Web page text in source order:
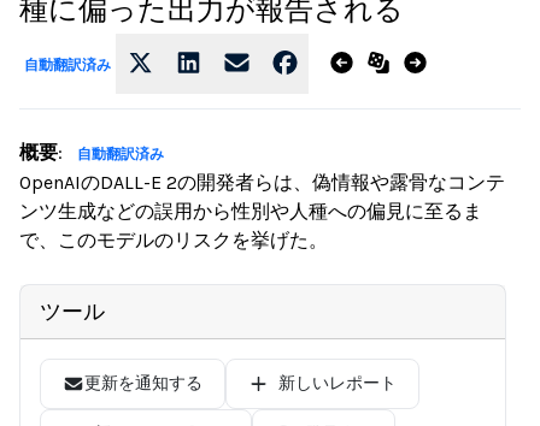
種に偏った出力が報告される
自動翻訳済み
概要: 自動翻訳済み
OpenAIのDALL-E 2の開発者らは、偽情報や露骨なコンテ
ンツ生成などの誤用から性別や人種への偏見に至るま
で、このモデルのリスクを挙げた。
ツール
更新を通知する 新しいレポート